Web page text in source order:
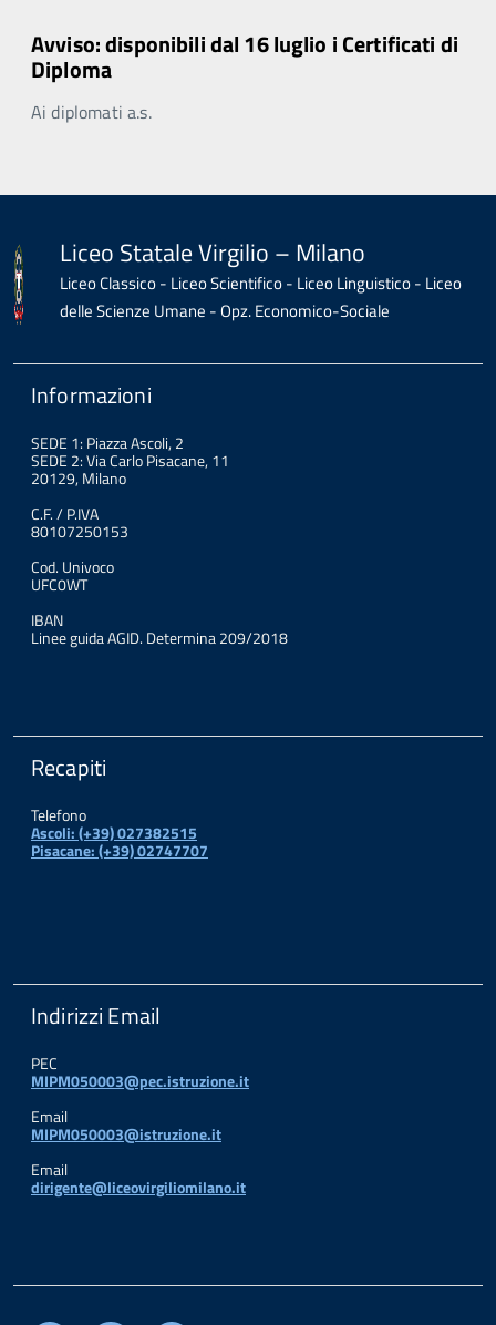
Avviso: disponibili dal 16 luglio i Certificati di
Diploma
Ai diplomati a.s.
Liceo Statale Virgilio – Milano
Liceo Classico - Liceo Scientifico - Liceo Linguistico - Liceo
delle Scienze Umane - Opz. Economico-Sociale
Informazioni
SEDE 1: Piazza Ascoli, 2
SEDE 2: Via Carlo Pisacane, 11
20129, Milano
C.F. / P.IVA
80107250153
Cod. Univoco
UFC0WT
IBAN
Linee guida AGID. Determina 209/2018
Recapiti
Telefono
Ascoli: (+39) 027382515
Pisacane: (+39) 02747707
Indirizzi Email
PEC
MIPM050003@pec.istruzione.it
Email
MIPM050003@istruzione.it
Email
dirigente@liceovirgiliomilano.it